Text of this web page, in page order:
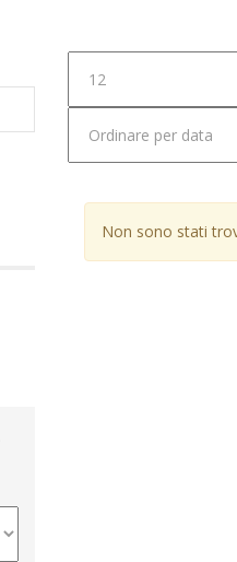
Non sono stati